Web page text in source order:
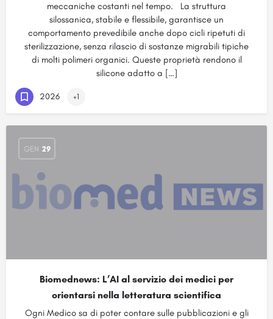
meccaniche costanti nel tempo. La struttura
silossanica, stabile e flessibile, garantisce un
comportamento prevedibile anche dopo cicli ripetuti di
sterilizzazione, senza rilascio di sostanze migrabili tipiche
di molti polimeri organici. Queste proprietà rendono il
silicone adatto a […]
2026 +1
GEN 29
Biomednews: L’AI al servizio dei medici per
orientarsi nella letteratura scientifica
Ogni Medico sa di poter contare sulle pubblicazioni e gli